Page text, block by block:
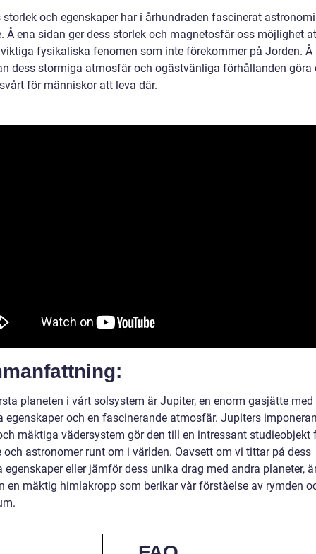
och egenskaper har i århundraden fascinerat
Å ena sidan ger dess storlek och magnetosfär oss möjlighet
fysikaliska fenomen som inte förekommer på Jorden. Å
dess stormiga atmosfär och ogästvänliga förhållanden göra
för människor att leva där.
planeten i vårt solsystem är Jupiter, en enorm gasjätte med
egenskaper och en fascinerande atmosfär. Jupiters
mäktiga vädersystem gör den till en intressant studieobjekt
och astronomer runt om i världen. Oavsett om vi tittar på dess
egenskaper eller jämför dess unika drag med andra planeter,
en mäktig himlakropp som berikar vår förståelse av rymden